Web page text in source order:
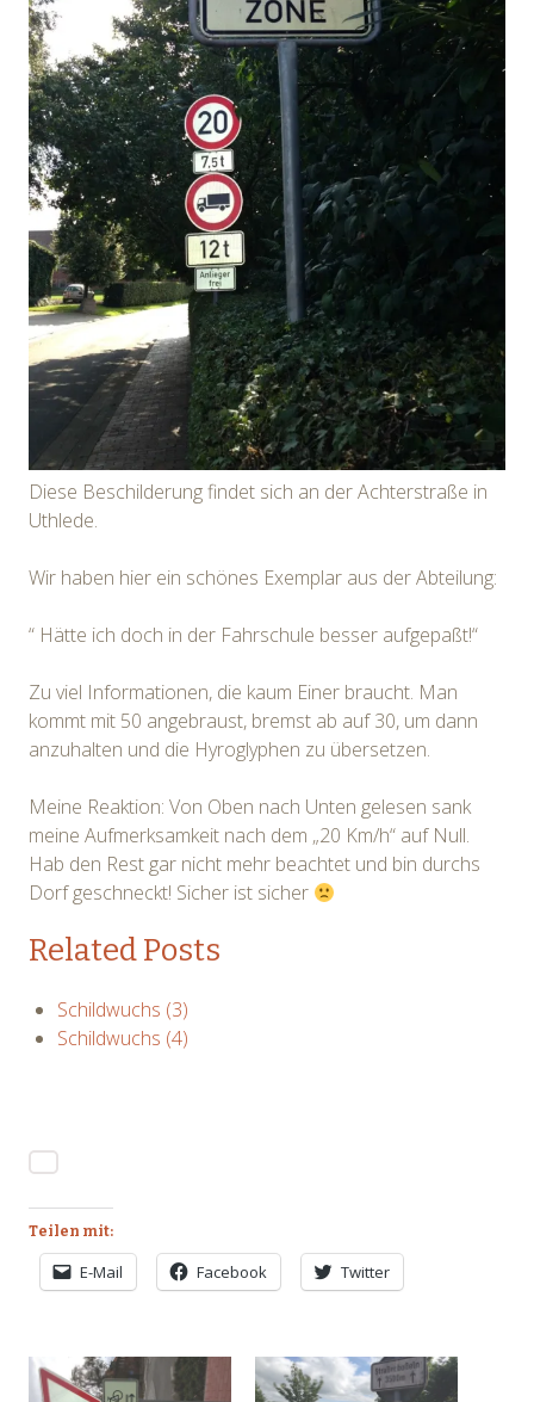
Diese Beschilderung findet sich an der Achterstraße in
Uthlede.
Wir haben hier ein schönes Exemplar aus der Abteilung:
“ Hätte ich doch in der Fahrschule besser aufgepaßt!“
Zu viel Informationen, die kaum Einer braucht. Man
kommt mit 50 angebraust, bremst ab auf 30, um dann
anzuhalten und die Hyroglyphen zu übersetzen.
Meine Reaktion: Von Oben nach Unten gelesen sank
meine Aufmerksamkeit nach dem „20 Km/h“ auf Null.
Hab den Rest gar nicht mehr beachtet und bin durchs
Dorf geschneckt! Sicher ist sicher
Related Posts
Schildwuchs (3)
Schildwuchs (4)
Teilen mit:
E-Mail Facebook Twitter